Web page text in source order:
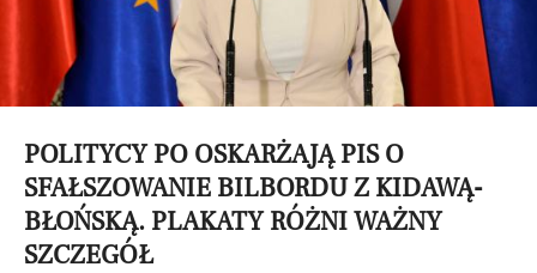
POLITYCY PO OSKARŻAJĄ PIS O
SFAŁSZOWANIE BILBORDU Z KIDAWĄ-
BŁOŃSKĄ. PLAKATY RÓŻNI WAŻNY
SZCZEGÓŁ